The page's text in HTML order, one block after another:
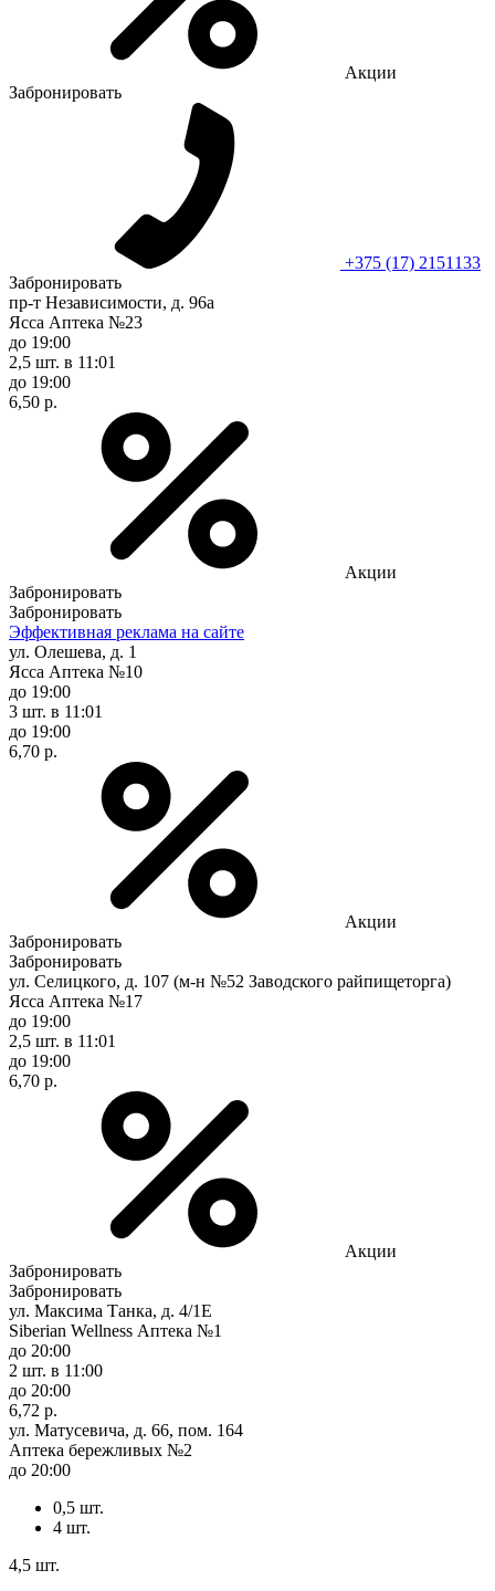
Акции
Забронировать
+375 (17) 2151133
Забронировать
пр-т Независимости, д. 96а
Ясса Аптека №23
до 19:00
2,5 шт. в 11:01
до 19:00
6,50 р.
Акции
Забронировать
Забронировать
Эффективная реклама на сайте
ул. Олешева, д. 1
Ясса Аптека №10
до 19:00
3 шт. в 11:01
до 19:00
6,70 р.
Акции
Забронировать
Забронировать
ул. Селицкого, д. 107 (м-н №52 Заводского райпищеторга)
Ясса Аптека №17
до 19:00
2,5 шт. в 11:01
до 19:00
6,70 р.
Акции
Забронировать
Забронировать
ул. Максима Танка, д. 4/1Е
Siberian Wellness Аптека №1
до 20:00
2 шт. в 11:00
до 20:00
6,72 р.
ул. Матусевича, д. 66, пом. 164
Аптека бережливых №2
до 20:00
0,5 шт.
4 шт.
4,5 шт.